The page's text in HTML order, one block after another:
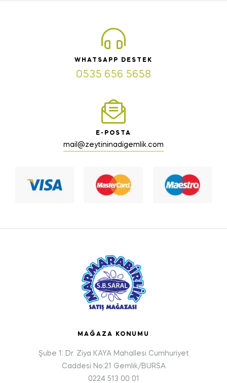
WHATSAPP DESTEK
0535 656 5658
E-POSTA
mail@zeytininadigemlik.com
MAĞAZA KONUMU
Şube 1: Dr. Ziya KAYA Mahallesi Cumhuriyet
Caddesi No:21 Gemlik/BURSA
0224 513 00 01